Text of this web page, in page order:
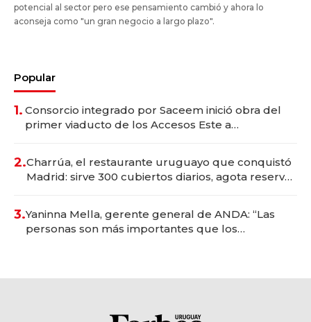
potencial al sector pero ese pensamiento cambió y ahora lo
aconseja como "un gran negocio a largo plazo".
Popular
1. Consorcio integrado por Saceem inició obra del
primer viaducto de los Accesos Este a
2.Charrúa, el restaurante uruguayo que conquistó
Madrid: sirve 300 cubiertos diarios, agota reservas
3.Yaninna Mella, gerente general de ANDA: “Las
personas son más importantes que los